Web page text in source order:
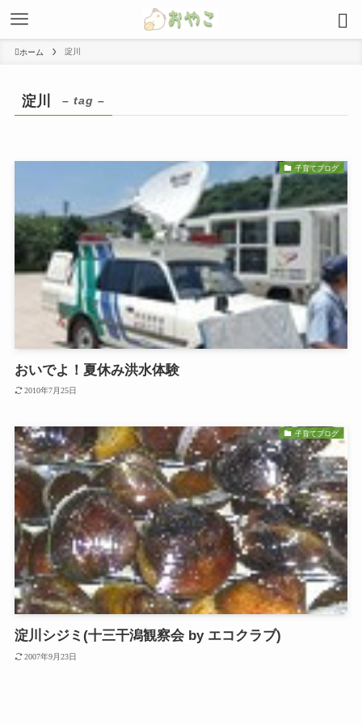
ホーム 淀川
淀川 – tag –
子育てブログ
おいでよ！夏休み洪水体験
2010年7月25日
子育てブログ
淀川シジミ(十三干潟観察会 by エコクラブ)
2007年9月23日